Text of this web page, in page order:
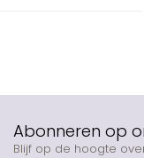
Abonneren op
Blijf op de hoogte